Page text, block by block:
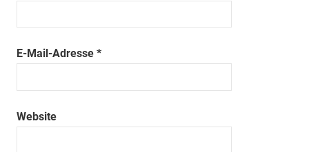
E-Mail-Adresse *
Website